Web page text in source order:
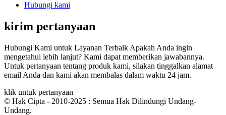
Hubungi kami
kirim pertanyaan
Hubungi Kami untuk Layanan Terbaik Apakah Anda ingin
mengetahui lebih lanjut? Kami dapat memberikan jawabannya.
Untuk pertanyaan tentang produk kami, silakan tinggalkan alamat
email Anda dan kami akan membalas dalam waktu 24 jam.
klik untuk pertanyaan
© Hak Cipta - 2010-2025 : Semua Hak Dilindungi Undang-
Undang.